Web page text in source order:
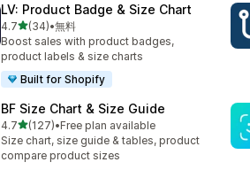
LV: Product Badge & Size Chart
4.75つ星中
(34)
合計レビュー数：34件
•無料
Boost sales with product badges,
product labels & size charts
Built for Shopify
BF Size Chart & Size Guide
4.75つ星中
(127)
合計レビュー数：127件
•Free plan available
Size chart, size guide & tables, product
compare product sizes